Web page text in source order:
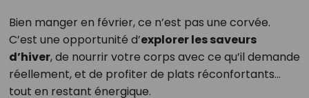
Bien manger en février, ce n’est pas une corvée.
C’est une opportunité d’explorer les saveurs
d’hiver, de nourrir votre corps avec ce qu’il demande
réellement, et de profiter de plats réconfortants…
tout en restant énergique.